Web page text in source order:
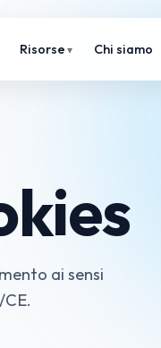
Risorse Chi siamo
ai sensi